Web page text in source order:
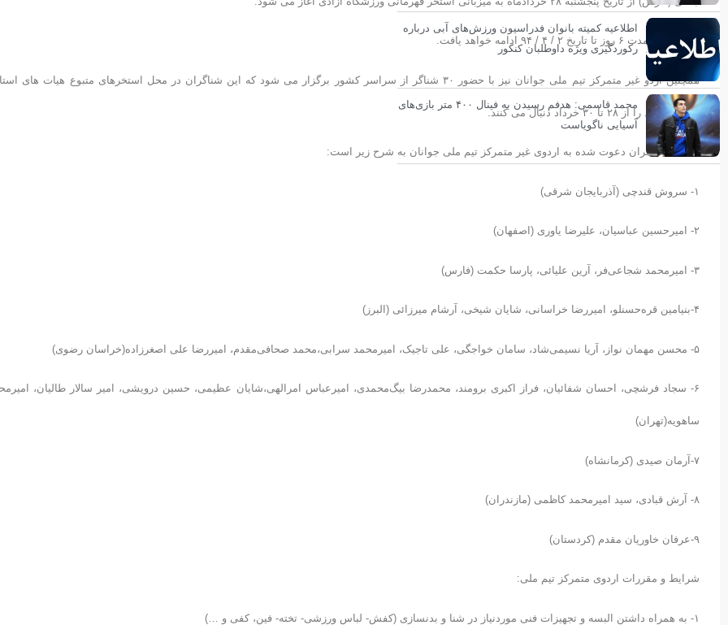
این اردو به مدت ۶ روز تا تاریخ ۲ / ۴ / ۹۴ ادامه خواهد یافت.
همچنین اردو غیر متمرکز تیم ملی جوانان نیز با حضور ۳۰ شناگر از سراسر کشور برگزار می شود که این شناگران در محل استخرهای متبوع هیات های
تمرینات خود را از ۲۸ تا ۳۰ خرداد دنبال می کنند.
اسامی شناگران دعوت شده به اردوی غیر متمرکز تیم ملی جوانان به شرح زیر است:
۱- سروش قندچی (آذربایجان شرقی)
۲- امیرحسین عباسیان، علیرضا یاوری (اصفهان)
۳- امیرمحمد شجاعی‌فر، آرین علیائی، پارسا حکمت (فارس)
۴-بنیامین قره‌حسنلو، امیررضا خراسانی، شایان شیخی، آرشام میرزائی (البرز)
۵- محسن مهمان نواز، آریا نسیمی‌شاد، سامان خواجگی، علی تاجیک، امیرمحمد سرابی،محمد صحافی‌مقدم، امیررضا علی اصغرزاده(خراسان رضوی)
۶- سجاد فرشچی، احسان شفائیان، فراز اکبری برومند، محمدرضا بیگ‌محمدی، امیرعباس امرالهی،شایان عظیمی، حسین درویشی، امیر سالار طالیان،
ساهویه(تهران)
۷-آرمان صیدی (کرمانشاه)
۸- آرش قبادی، سید امیرمحمد کاظمی (مازندران)
۹-عرفان خاوریان مقدم (کردستان)
شرایط و مقررات اردوی متمرکز تیم ملی:
۱- به همراه داشتن البسه و تجهیزات فنی موردنیاز در شنا و بدنسازی (کفش- لباس ورزشی- تخته- فین، کفی و …)
اطلاعیه کمیته بانوان فدراسیون ورزش‌های آبی درباره
رکوردگیری ویژه داوطلبان کنکور
محمد قاسمی: هدفم رسیدن به فینال ۴۰۰ متر بازی‌های
آسیایی ناگویاست